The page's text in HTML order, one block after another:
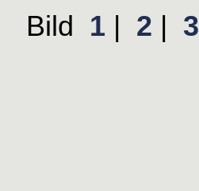
Bild 1 | 2 | 3